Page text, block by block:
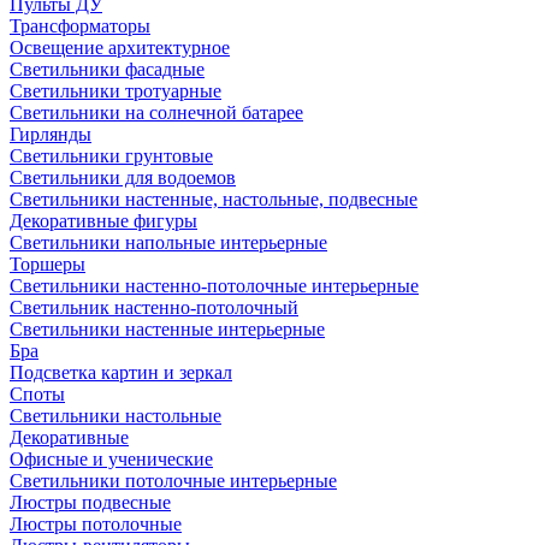
Пульты ДУ
Трансформаторы
Освещение архитектурное
Светильники фасадные
Светильники тротуарные
Светильники на солнечной батарее
Гирлянды
Светильники грунтовые
Светильники для водоемов
Светильники настенные, настольные, подвесные
Декоративные фигуры
Светильники напольные интерьерные
Торшеры
Светильники настенно-потолочные интерьерные
Светильник настенно-потолочный
Светильники настенные интерьерные
Бра
Подсветка картин и зеркал
Споты
Светильники настольные
Декоративные
Офисные и ученические
Светильники потолочные интерьерные
Люстры подвесные
Люстры потолочные